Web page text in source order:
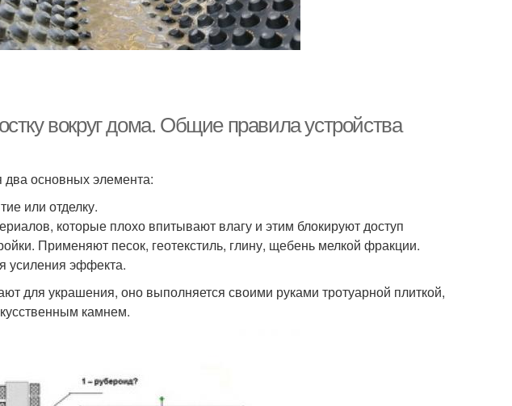
вокруг дома. Общие правила устройства
два основных элемента:
или отделку.
которые плохо впитывают влагу и этим блокируют доступ
Применяют песок, геотекстиль, глину, щебень мелкой фракции.
усиления эффекта.
для украшения, оно выполняется своими руками тротуарной плиткой,
камнем.